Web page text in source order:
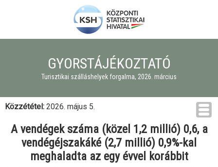
GYORSTÁJÉKOZTATÓ
Turisztikai szálláshelyek forgalma, 2026. március
Közzététel: 2026. május 5.
A vendégek száma (közel 1,2 millió) 0,6, a
vendégéjszakáké (2,7 millió) 0,9%-kal
meghaladta az egy évvel korábbit